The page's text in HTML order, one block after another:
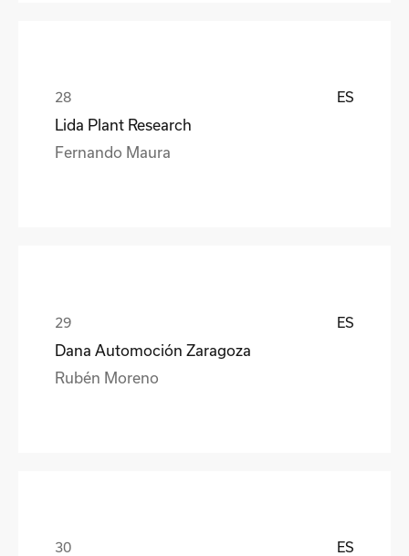
ES
Lida Plant Research
Fernando Maura
ES
Dana Automoción Zaragoza
Rubén Moreno
ES